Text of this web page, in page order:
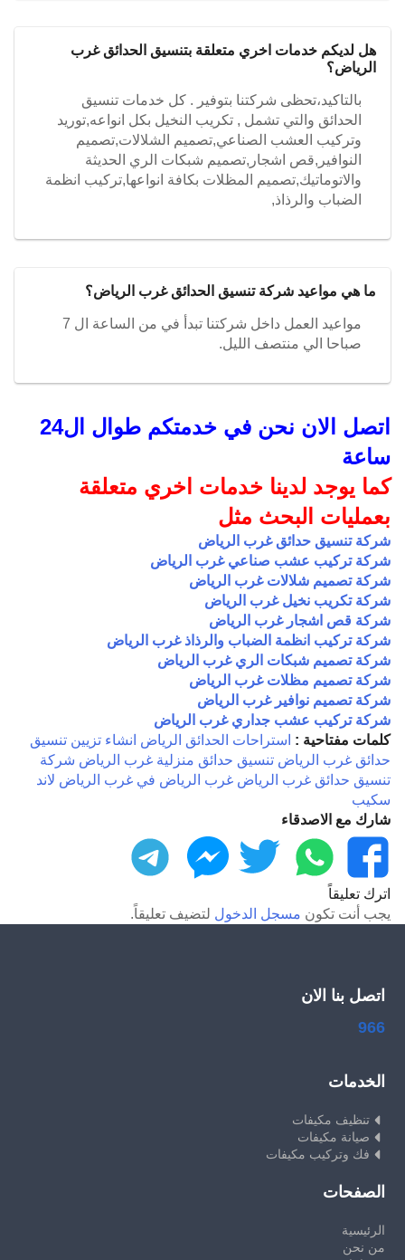
هل لديكم خدمات اخري متعلقة بتنسيق الحدائق غرب
الرياض؟
بالتاكيد،تحظى شركتنا بتوفير . كل خدمات تنسيق
الحدائق والتي تشمل , تكريب النخيل بكل انواعه,توريد
وتركيب العشب الصناعي,تصميم الشلالات,تصميم
النوافير,قص اشجار,تصميم شبكات الري الحديثة
والاتوماتيك,تصميم المظلات بكافة انواعها,تركيب انظمة
الضباب والرذاذ,
ما هي مواعيد شركة تنسيق الحدائق غرب الرياض؟
مواعيد العمل داخل شركتنا تبدأ في من الساعة ال 7
صباحا الي منتصف الليل.
اتصل الان نحن في خدمتكم طوال ال24
ساعة
كما يوجد لدينا خدمات اخري متعلقة
بعمليات البحث مثل
شركة تنسيق حدائق غرب الرياض
شركة تركيب عشب صناعي غرب الرياض
شركة تصميم شلالات غرب الرياض
شركة تكريب نخيل غرب الرياض
شركة قص اشجار غرب الرياض
شركة تركيب انظمة الضباب والرذاذ غرب الرياض
شركة تصميم شبكات الري غرب الرياض
شركة تصميم مظلات غرب الرياض
شركة تصميم نوافير غرب الرياض
شركة تركيب عشب جداري غرب الرياض
كلمات مفتاحية : استراحات الحدائق الرياض انشاء تزيين تنسيق
حدائق غرب الرياض تنسيق حدائق منزلية غرب الرياض شركة
تنسيق حدائق غرب الرياض غرب الرياض في غرب الرياض لاند
سكيب
شارك مع الاصدقاء
فيسبوك
واتساب تويتر ماسنجر
اترك تعليقاً
يجب أنت تكون مسجل الدخول لتضيف تعليقاً.
اتصل بنا الان
966
الخدمات
تنظيف مكيفات
صيانة مكيفات
فك وتركيب مكيفات
الصفحات
الرئيسية
من نحن